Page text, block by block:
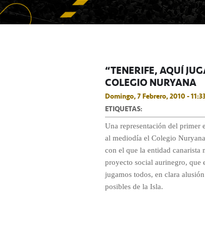
“TENERIFE, AQUÍ
COLEGIO NURYANA
Domingo, 7 Febrero, 2010 -
ETIQUETAS:
Una representación del primer
al mediodía el Colegio
con el que la entidad canarista
proyecto social aurinegro, que
jugamos todos, en clara
posibles de la Isla.